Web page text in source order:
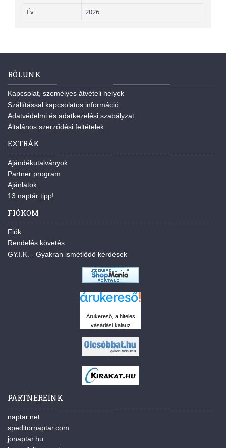
Év
2026
RÓLUNK
Kapcsolat, személyes átvételi helyek
Szállítással kapcsolatos információ
Adatvédelmi és adatkezelési szabályzat
Általános szerződési feltételek
EXTRÁK
Ajándékutalványok
Partner program
Ajánlatok
13 naptár tipp!
FIÓKOM
Fiók
Rendelés követés
GY.I.K. - Gyakran ismétlődő kérdések
Árukereső, a hiteles
vásárlási kalauz
PARTNEREINK
naptar.net
speditornaptar.com
jonaptar.hu